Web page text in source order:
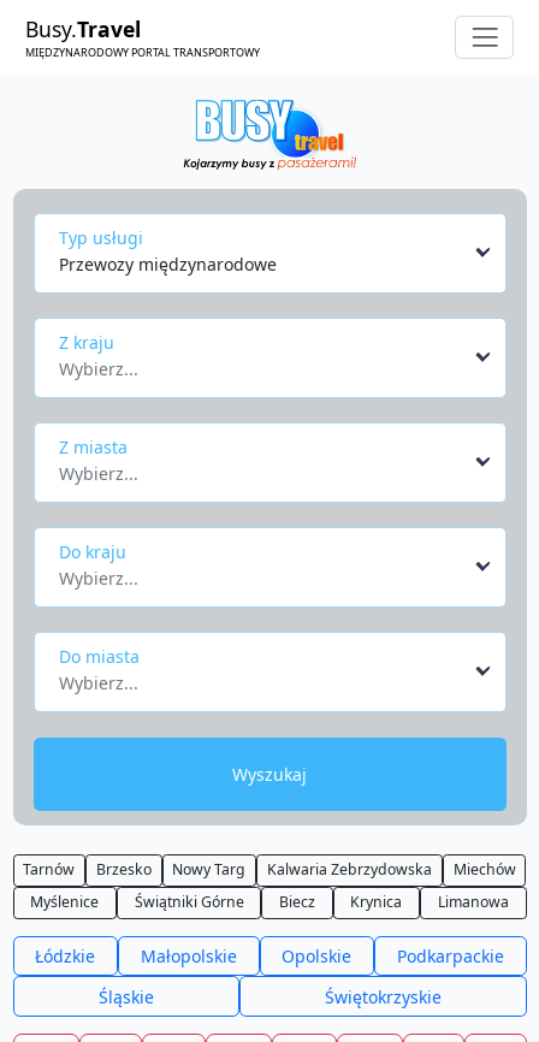
Busy.Travel
MIĘDZYNARODOWY PORTAL TRANSPORTOWY
Typ usługi
Przewozy międzynarodowe
Z kraju
Wybierz...
Z miasta
Wybierz...
Do kraju
Wybierz...
Do miasta
Wybierz...
Wyszukaj
Tarnów Brzesko Nowy Targ Kalwaria Zebrzydowska
Miechów
Myślenice
Świątniki Górne Biecz Krynica Limanowa
Łódzkie Małopolskie Opolskie
Podkarpackie
Śląskie
Świętokrzyskie